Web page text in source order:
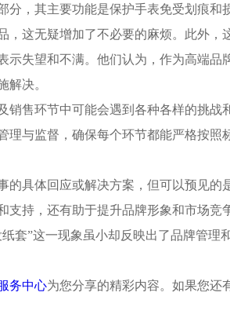
，其主要功能是保护手表免受划痕和
，这无疑增加了不必要的麻烦。此外，
失望和不满。他们认为，作为高端品
解决。
售环节中可能会遇到各种各样的挑战
理与监督，确保每个环节都能严格按
具体回应或解决方案，但可以预见的
支持，还有助于提升品牌形象和市场竞
”这一现象虽小却反映出了品牌管理
务中心为您分享的精彩内容。如果您还